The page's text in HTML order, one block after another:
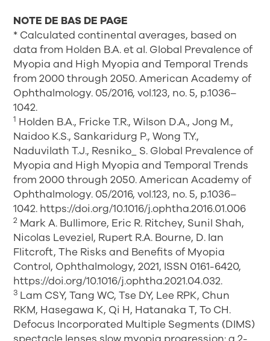
NOTE DE BAS DE PAGE
* Calculated continental averages, based on
data from Holden B.A. et al. Global Prevalence of
Myopia and High Myopia and Temporal Trends
from 2000 through 2050. American Academy of
Ophthalmology. 05/2016, vol.123, no. 5, p.1036–
1042.
1 Holden B.A., Fricke T.R., Wilson D.A., Jong M.,
Naidoo K.S., Sankaridurg P., Wong T.Y.,
Naduvilath T.J., Resniko_ S. Global Prevalence of
Myopia and High Myopia and Temporal Trends
from 2000 through 2050. American Academy of
Ophthalmology. 05/2016, vol.123, no. 5, p.1036–
1042. https://doi.org/10.1016/j.ophtha.2016.01.006
2 Mark A. Bullimore, Eric R. Ritchey, Sunil Shah,
Nicolas Leveziel, Rupert R.A. Bourne, D. Ian
Flitcroft, The Risks and Benefits of Myopia
Control, Ophthalmology, 2021, ISSN 0161-6420,
https://doi.org/10.1016/j.ophtha.2021.04.032.
3 Lam CSY, Tang WC, Tse DY, Lee RPK, Chun
RKM, Hasegawa K, Qi H, Hatanaka T, To CH.
Defocus Incorporated Multiple Segments (DIMS)